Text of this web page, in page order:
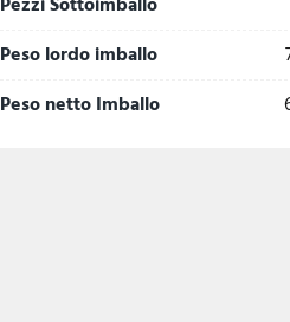
Peso lordo imballo
Peso netto Imballo